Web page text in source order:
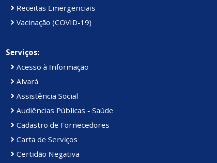
Receitas Emergenciais
Vacinação (COVID-19)
Serviços:
Acesso à Informação
Alvará
Assistência Social
Audiências Públicas - Saúde
Cadastro de Fornecedores
Carta de Serviços
Certidão Negativa